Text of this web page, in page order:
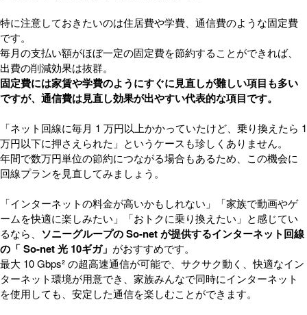
特に注意しておきたいのは住居費や学費、通信費のような固定費
です。
毎月の支払い額がほぼ一定の固定費を節約することができれば、
出費の削減効果は抜群。
固定費には家賃や学費のようにすぐに見直しが難しい項目も多い
ですが、通信費は見直し効果が出やすい代表的な項目です。
「ネット回線に毎月 1 万円以上かかっていたけど、乗り換えたら 1
万円以下に押さえられた」というケースも珍しくありません。
年間で数万円単位の節約につながる場合もあるため、この機会に
回線プランを見直してみましょう。
「インターネットの料金が高いかもしれない」「家族で動画やゲ
ームを快適に楽しみたい」「おトクに乗り換えたい」と感じてい
るなら、 ソニーグループの So-net が提供するインターネット回線
の「 So-net 光 10ギガ」 がおすすめです。
最大 10 Gbps² の超高速通信が可能で、サクサク動く、快適なイン
ターネット環境が用意でき、家族みんなで同時にインターネット
を使用しても、安定した通信を楽しむことができます。